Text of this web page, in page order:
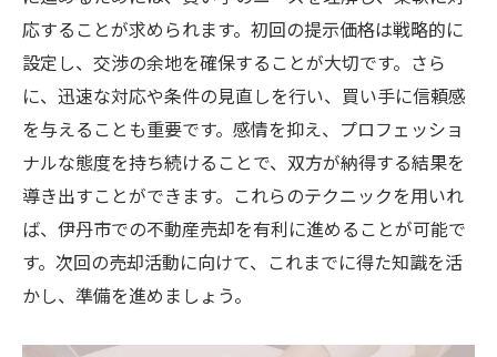
応することが求められます。初回の提示価格は戦略的に
設定し、交渉の余地を確保することが大切です。さら
に、迅速な対応や条件の見直しを行い、買い手に信頼感
を与えることも重要です。感情を抑え、プロフェッショ
ナルな態度を持ち続けることで、双方が納得する結果を
導き出すことができます。これらのテクニックを用いれ
ば、伊丹市での不動産売却を有利に進めることが可能で
す。次回の売却活動に向けて、これまでに得た知識を活
かし、準備を進めましょう。